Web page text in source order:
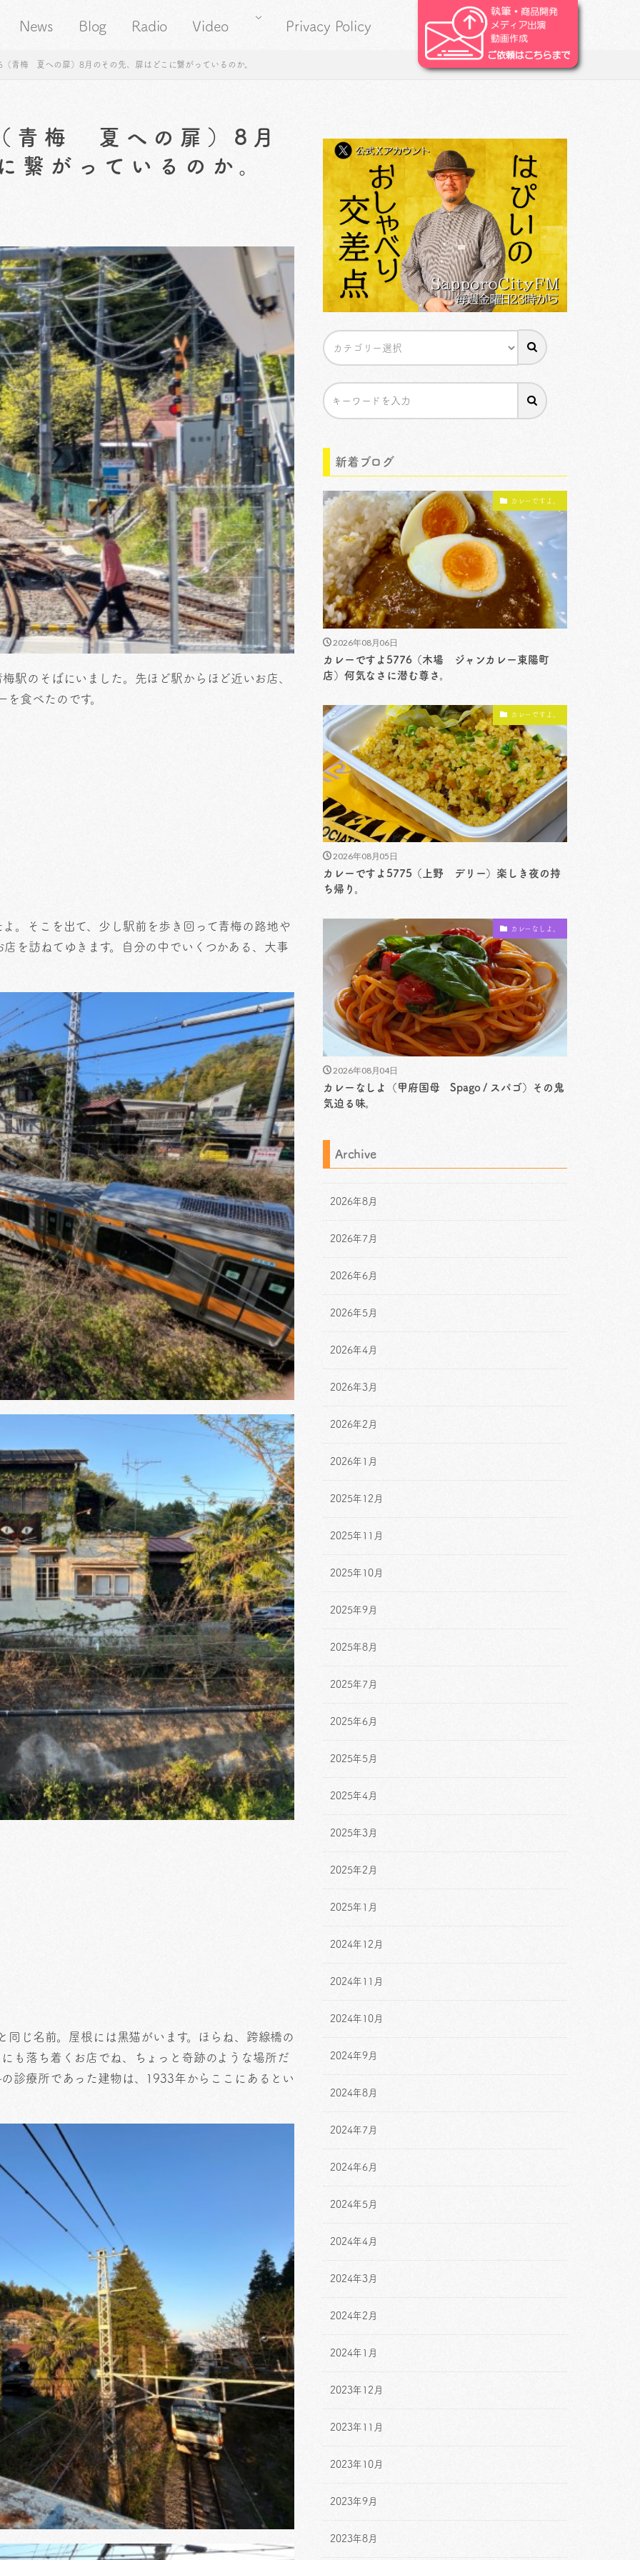
News Blog Radio Video Privacy Policy
青梅 夏への扉）8月のその先、扉はどこに繋がっているのか。
青梅 夏への扉）8月
繋がっているのか。
駅のそばにいました。先ほど駅からほど近いお店、
食べたのです。
。そこを出て、少し駅前を歩き回って青梅の路地や
を訪ねてゆきます。自分の中でいくつかある、大事
同じ名前。屋根には黒猫がいます。ほらね、跨線橋の
も落ち着くお店でね、ちょっと奇跡のような場所だ
診療所であった建物は、1933年からここにあるとい
新着ブログ
カレーですよ。
2026年08月06日
カレーですよ5776（木場 ジャンカレー東陽町
店）何気なさに潜む尊さ。
カレーですよ。
2026年08月05日
カレーですよ5775（上野 デリー）楽しき夜の持
ち帰り。
カレーなしよ。
2026年08月04日
カレーなしよ（甲府国母 Spago / スパゴ）その鬼
気迫る味。
Archive
2026年8月
2026年7月
2026年6月
2026年5月
2026年4月
2026年3月
2026年2月
2026年1月
2025年12月
2025年11月
2025年10月
2025年9月
2025年8月
2025年7月
2025年6月
2025年5月
2025年4月
2025年3月
2025年2月
2025年1月
2024年12月
2024年11月
2024年10月
2024年9月
2024年8月
2024年7月
2024年6月
2024年5月
2024年4月
2024年3月
2024年2月
2024年1月
2023年12月
2023年11月
2023年10月
2023年9月
2023年8月